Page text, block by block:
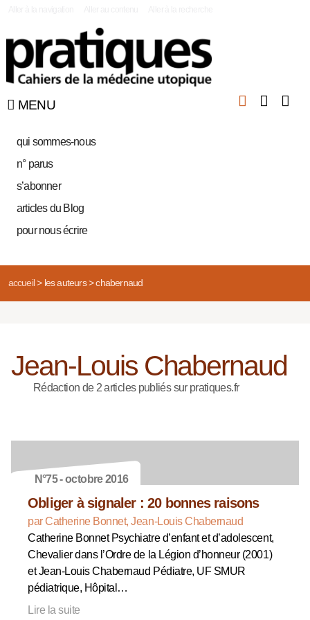
MENU
qui sommes-nous
n° parus
s’abonner
articles du Blog
pour nous écrire
accueil> les auteurs> chabernaud
Jean-Louis Chabernaud
Rédaction de 2 articles publiés sur pratiques.fr
N°75 - octobre 2016
Obliger à signaler : 20 bonnes raisons
par Catherine Bonnet, Jean-Louis Chabernaud
Catherine Bonnet Psychiatre d’enfant et d’adolescent,
Chevalier dans l’Ordre de la Légion d’honneur (2001)
et Jean-Louis Chabernaud Pédiatre, UF SMUR
pédiatrique, Hôpital…
Lire la suite